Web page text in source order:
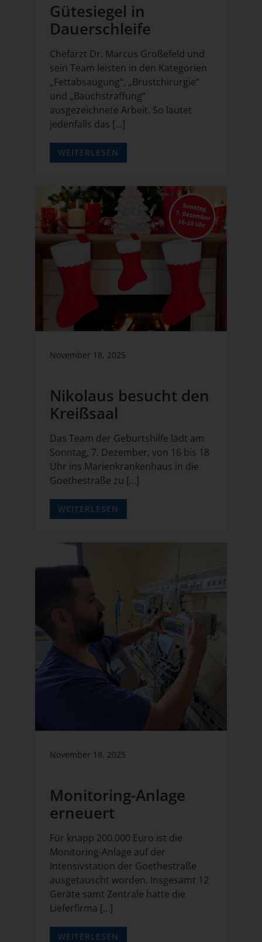
Gütesiegel in
Dauerschleife
Chefarzt Dr. Marcus Großefeld und
sein Team leisten in den Kategorien
„Fettabsaugung“, „Brustchirurgie“
und „Bauchstraffung“
ausgezeichnete Arbeit. So lautet
jedenfalls das […]
WEITERLESEN
November 18, 2025
Nikolaus besucht den
Kreißsaal
Das Team der Geburtshilfe lädt am
Sonntag, 7. Dezember, von 16 bis 18
Uhr ins Marienkrankenhaus in die
Goethestraße zu […]
WEITERLESEN
November 18, 2025
Monitoring-Anlage
erneuert
Für knapp 200.000 Euro ist die
Monitoring-Anlage auf der
Intensivstation der Goethestraße
ausgetauscht worden. Insgesamt 12
Geräte samt Zentrale hatte die
Lieferfirma […]
WEITERLESEN